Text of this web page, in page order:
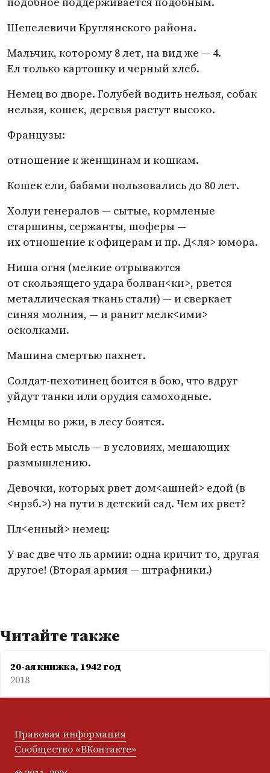
Шепелевичи Круглянского района.
Мальчик, которому 8 лет, на вид же — 4.
Ел только картошку и черный хлеб.
Немец во дворе. Голубей водить нельзя, собак
нельзя, кошек, деревья растут высоко.
Французы:
отношение к женщинам и кошкам.
Кошек ели, бабами пользовались до 80 лет.
Холуи генералов — сытые, кормленые
старшины, сержанты, шоферы —
их отношение к офицерам и пр. Д<ля> юмора.
Ниша огня (мелкие отрываются
от скользящего удара болван<ки>, рвется
металлическая ткань стали) — и сверкает
синяя молния, — и ранит мелк<ими>
осколками.
Машина смертью пахнет.
Солдат-пехотинец боится в бою, что вдруг
уйдут танки или орудия самоходные.
Немцы во ржи, в лесу боятся.
Бой есть мысль — в условиях, мешающих
размышлению.
Девочки, которых рвет дом<ашней> едой (в
<нрзб.>) на пути в детский сад. Чем их рвет?
Пл<енный> немец:
У вас две что ль армии: одна кричит то, другая
другое! (Вторая армия — штрафники.)
Читайте также
20-ая книжка, 1942 год
2018
Правовая информация
Сообщество «ВКонтакте»